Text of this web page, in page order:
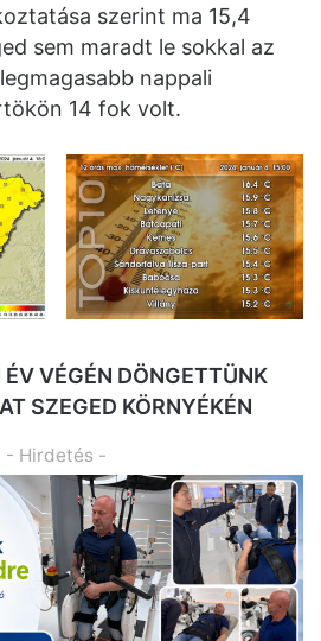
szerint ma 15,4
sem maradt le sokkal az
nappali
14 fok volt.
VÉGÉN DÖNGETTÜNK
SZEGED KÖRNYÉKÉN
- Hirdetés -